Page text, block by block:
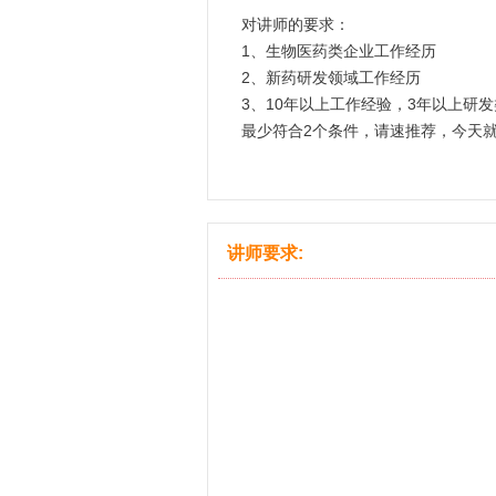
对讲师的要求：
1、生物医药类企业工作经历
2、新药研发领域工作经历
3、10年以上工作经验，3年以上研
最少符合2个条件，请速推荐，今天
讲师要求: